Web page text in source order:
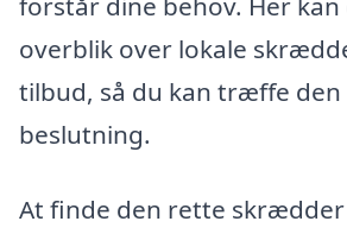
overblik over lokale
tilbud, så du kan træffe den
beslutning.
At finde den rette skrædder